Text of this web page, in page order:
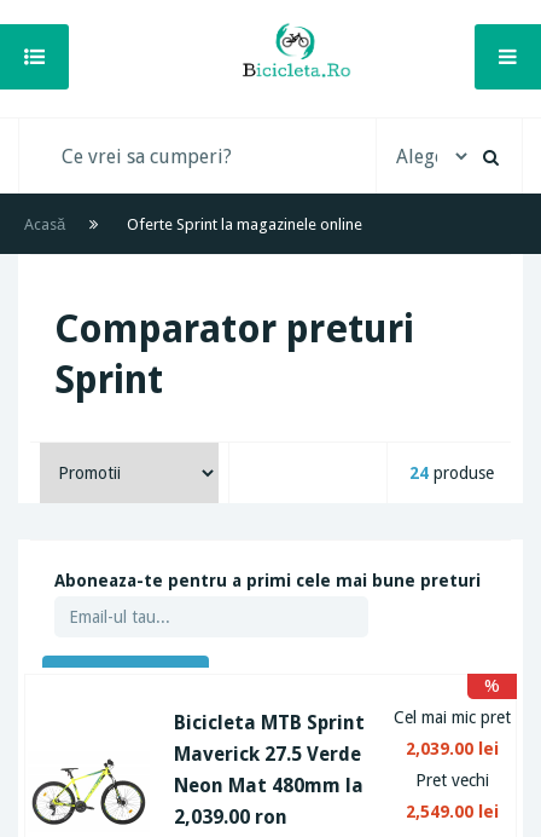
Acasă Oferte Sprint la magazinele online
Comparator preturi
Sprint
24 produse
Aboneaza-te pentru a primi cele mai bune preturi
Bicicleta MTB Sprint
Maverick 27.5 Verde
Neon Mat 480mm la
2,039.00 ron
Cel mai mic pret
2,039.00 lei
Pret vechi
2,549.00 lei
%